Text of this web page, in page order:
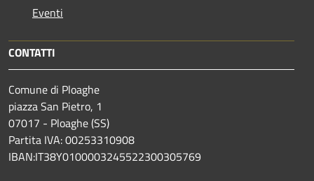
Eventi
CONTATTI
Comune di Ploaghe
piazza San Pietro, 1
07017 - Ploaghe (SS)
Partita IVA: 00253310908
IBAN:IT38Y0100003245522300305769